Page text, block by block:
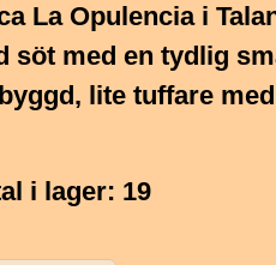
La Opulencia i
söt med en tydlig
lite tuffare
i lager: 19